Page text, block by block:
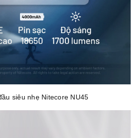
siêu nhẹ Nitecore NU45